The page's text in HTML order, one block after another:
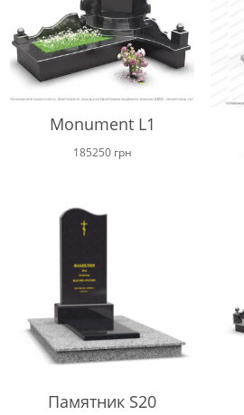
Monument L1
185250 грн
Памятник S20